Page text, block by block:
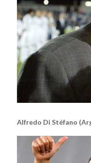
Alfredo Di Stéfano